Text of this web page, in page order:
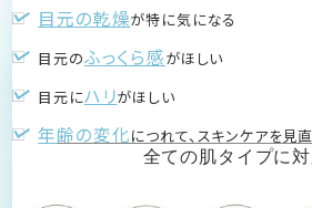
目元の乾燥が特に気になる
目元のふっくら感がほしい
目元にハリがほしい
年齢の変化につれて、スキンケアを見
全ての肌タイプに